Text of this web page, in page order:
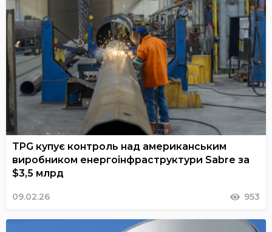
TPG купує контроль над американським
виробником енергоінфраструктури Sabre за
$3,5 млрд
09.02.26 953